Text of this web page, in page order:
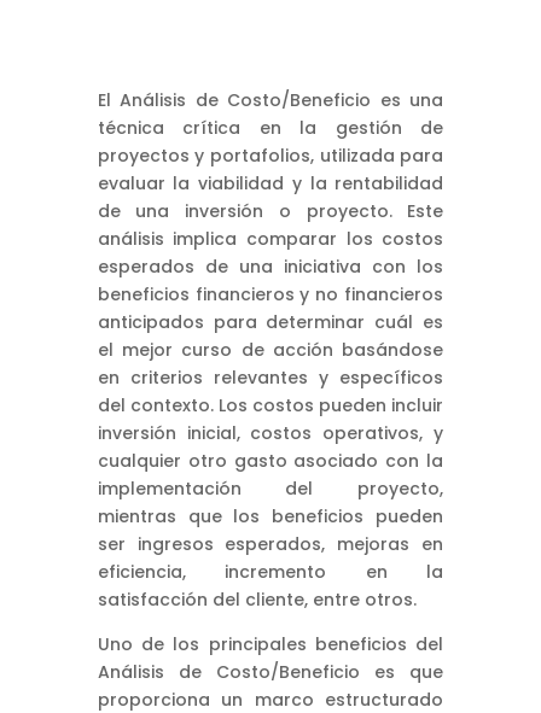
El Análisis de Costo/Beneficio es una
técnica crítica en la gestión de
proyectos y portafolios, utilizada para
evaluar la viabilidad y la rentabilidad
de una inversión o proyecto. Este
análisis implica comparar los costos
esperados de una iniciativa con los
beneficios financieros y no financieros
anticipados para determinar cuál es
el mejor curso de acción basándose
en criterios relevantes y específicos
del contexto. Los costos pueden incluir
inversión inicial, costos operativos, y
cualquier otro gasto asociado con la
implementación del proyecto,
mientras que los beneficios pueden
ser ingresos esperados, mejoras en
eficiencia, incremento en la
satisfacción del cliente, entre otros.
Uno de los principales beneficios del
Análisis de Costo/Beneficio es que
proporciona un marco estructurado